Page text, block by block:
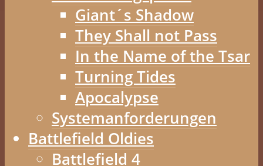
Giant´s Shadow
They Shall not Pass
In the Name of the Tsar
Turning Tides
Apocalypse
Systemanforderungen
Battlefield Oldies
Battlefield 4